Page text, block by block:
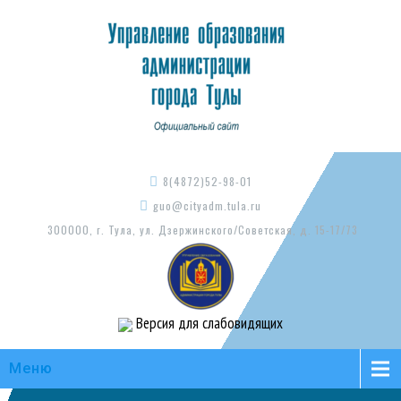
8(4872)52-98-01
guo@cityadm.tula.ru
300000, г. Тула, ул. Дзержинского/Советская, д. 15-17/73
Версия для слабовидящих
Меню